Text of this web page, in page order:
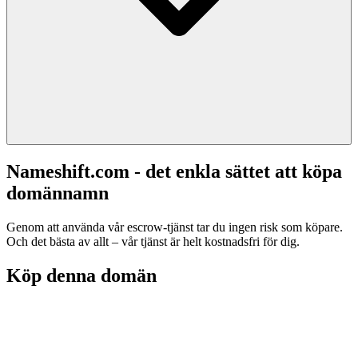
Nameshift.com - det enkla sättet att köpa
domännamn
Genom att använda vår escrow-tjänst tar du ingen risk som köpare.
Och det bästa av allt – vår tjänst är helt kostnadsfri för dig.
Köp denna domän